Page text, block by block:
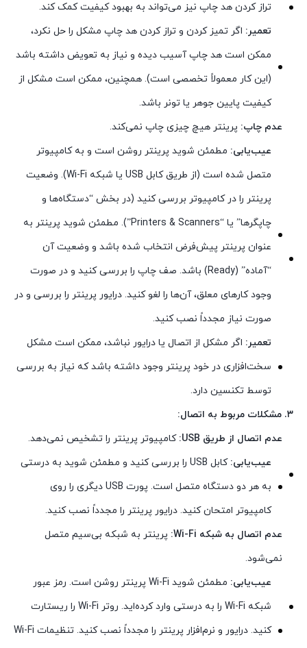
تراز کردن هد چاپ نیز می‌تواند به بهبود کیفیت کمک کند.
تعمیر: اگر تمیز کردن و تراز کردن هد چاپ مشکل را حل نکرد،
ممکن است هد چاپ آسیب دیده و نیاز به تعویض داشته باشد
(این کار معمولاً تخصصی است). همچنین، ممکن است مشکل از
کیفیت پایین جوهر یا تونر باشد.
عدم چاپ: پرینتر هیچ چیزی چاپ نمی‌کند.
عیب‌یابی: مطمئن شوید پرینتر روشن است و به کامپیوتر
متصل شده است (از طریق کابل USB یا شبکه Wi-Fi). وضعیت
پرینتر را در کامپیوتر بررسی کنید (در بخش “دستگاه‌ها و
چاپگرها” یا “Printers & Scanners”). مطمئن شوید پرینتر به
عنوان پرینتر پیش‌فرض انتخاب شده باشد و وضعیت آن
“آماده” (Ready) باشد. صف چاپ را بررسی کنید و در صورت
وجود کارهای معلق، آن‌ها را لغو کنید. درایور پرینتر را بررسی و در
صورت نیاز مجدداً نصب کنید.
تعمیر: اگر مشکل از اتصال یا درایور نباشد، ممکن است مشکل
سخت‌افزاری در خود پرینتر وجود داشته باشد که نیاز به بررسی
توسط تکنسین دارد.
۳. مشکلات مربوط به اتصال:
عدم اتصال از طریق USB:
کامپیوتر پرینتر را تشخیص نمی‌دهد.
عیب‌یابی:
کابل USB را بررسی کنید و مطمئن شوید به درستی
به هر دو دستگاه متصل است. پورت USB دیگری را روی
کامپیوتر امتحان کنید. درایور پرینتر را مجدداً نصب کنید.
عدم اتصال به شبکه Wi-Fi:
پرینتر به شبکه بی‌سیم متصل
نمی‌شود.
عیب‌یابی:
مطمئن شوید Wi-Fi پرینتر روشن است. رمز عبور
شبکه Wi-Fi را به درستی وارد کرده‌اید. روتر Wi-Fi را ریستارت
کنید. درایور و نرم‌افزار پرینتر را مجدداً نصب کنید. تنظیمات Wi-Fi